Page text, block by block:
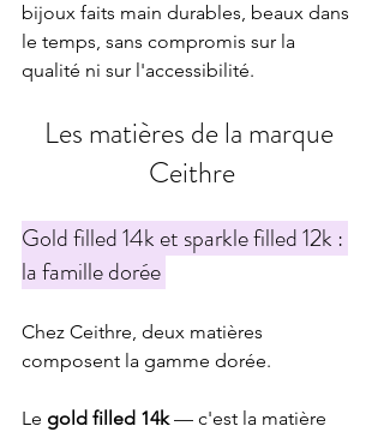
bijoux faits main durables, beaux dans
le temps, sans compromis sur la
qualité ni sur l'accessibilité.
Les matières de la marque
Ceithre
Gold filled 14k et sparkle filled 12k :
la famille dorée
Chez Ceithre, deux matières
composent la gamme dorée.
Le gold filled 14k — c'est la matière